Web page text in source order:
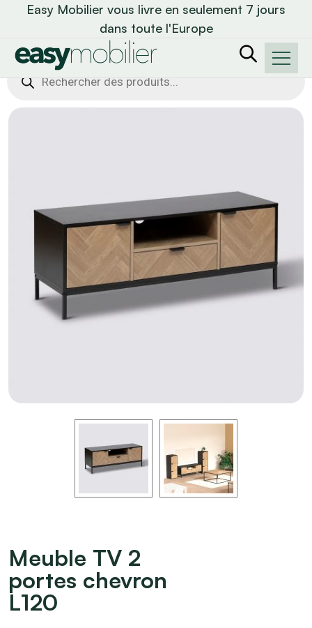
Easy Mobilier vous livre en seulement 7 jours
dans toute l'Europe
Recherche
de
Meuble TV 2
portes chevron
L120